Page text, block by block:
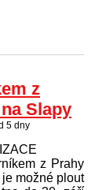
z
Slapy
5 dny
z Prahy
možné plout